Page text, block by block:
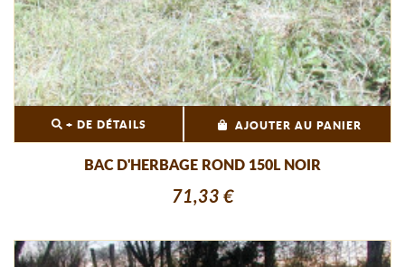
+ DE DÉTAILS AJOUTER AU PANIER
BAC D'HERBAGE ROND 150L NOIR
71,33 €